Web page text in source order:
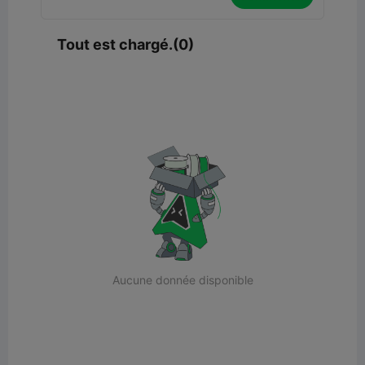
Tout est chargé.(0)
Aucune donnée disponible